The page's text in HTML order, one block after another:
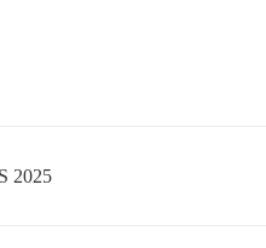
2025